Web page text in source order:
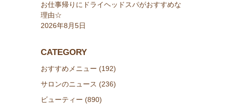
お仕事帰りにドライヘッドスパがおすすめな
理由☆
2026年8月5日
CATEGORY
おすすめメニュー (192)
サロンのニュース (236)
ビューティー (890)